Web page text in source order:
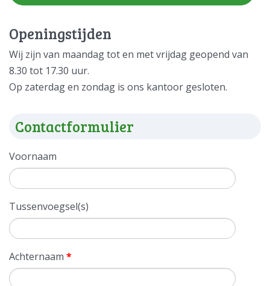
Openingstijden
Wij zijn van maandag tot en met vrijdag geopend van
8.30 tot 17.30 uur.
Op zaterdag en zondag is ons kantoor gesloten.
Contactformulier
Voornaam
Tussenvoegsel(s)
Achternaam *